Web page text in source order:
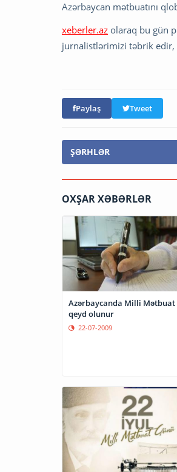
Azərbaycan mətbuatını
xeberler.az olaraq bu gün
jurnalistlərimizi təbrik edir,
Paylaş Tweet
ŞƏRHLƏR
OXŞAR XƏBƏRLƏR
Azərbaycanda Milli Mətbuat
qeyd olunur
22-07-2009